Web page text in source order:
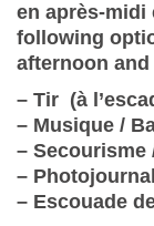
en après-midi
following
afternoon
– Tir (à
– Musique /
– Secourisme
–
– Escouade